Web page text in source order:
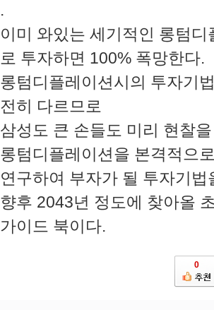
.
이미 와있는 세기적인 롱텀
로 투자하면 100% 폭망한다.
롱텀디플레이션시의 투자기
전히 다르므로
삼성도 큰 손들도 미리 현찰
롱텀디플레이션을 본격적으
연구하여 부자가 될 투자기
향후 2043년 정도에 찾아올
가이드 북이다.
0